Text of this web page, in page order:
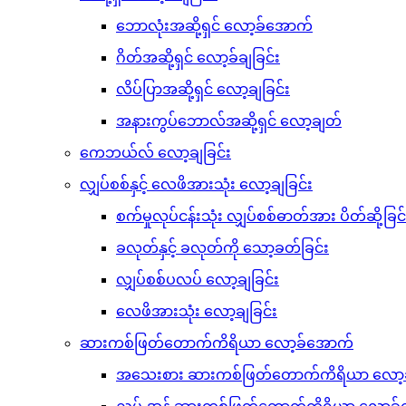
ဘောလုံးအဆို့ရှင် လော့ခ်အောက်
ဂိတ်အဆို့ရှင် လော့ခ်ချခြင်း
လိပ်ပြာအဆို့ရှင် လော့ချခြင်း
အနားကွပ်ဘောလ်အဆို့ရှင် လော့ချတ်
ကေဘယ်လ် လော့ချခြင်း
လျှပ်စစ်နှင့် လေဖိအားသုံး လော့ချခြင်း
စက်မှုလုပ်ငန်းသုံး လျှပ်စစ်ဓာတ်အား ပိတ်ဆို့ခြင်
ခလုတ်နှင့် ခလုတ်ကို သော့ခတ်ခြင်း
လျှပ်စစ်ပလပ် လော့ချခြင်း
လေဖိအားသုံး လော့ချခြင်း
ဆားကစ်ဖြတ်တောက်ကိရိယာ လော့ခ်အောက်
အသေးစား ဆားကစ်ဖြတ်တောက်ကိရိယာ လော့